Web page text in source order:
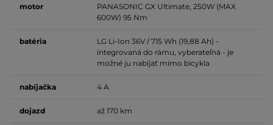
motor
PANASONIC GX Ultimate, 250W (MAX
600W) 95 Nm
batéria
LG Li-Ion 36V / 715 Wh (19,88 Ah) -
integrovaná do rámu, vyberateľná - je
možné ju nabíjať mimo bicykla
nabíjačka 4 A
dojazd až 170 km